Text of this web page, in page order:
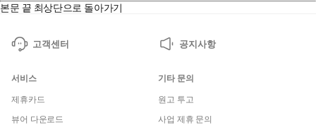
본문 끝 최상단으로 돌아가기
고객센터 공지사항
서비스
제휴카드
뷰어 다운로드
기타 문의
원고 투고
사업 제휴 문의